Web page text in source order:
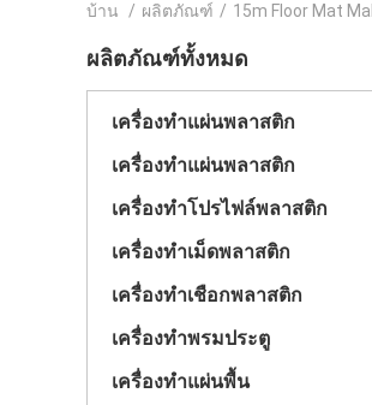
บ้าน / ผลิตภัณฑ์ / 15m Floor Mat
ผลิตภัณฑ์ทั้งหมด
เครื่องทำแผ่นพลาสติก
เครื่องทำแผ่นพลาสติก
เครื่องทําโปรไฟล์พลาสติก
เครื่องทำเม็ดพลาสติก
เครื่องทําเชือกพลาสติก
เครื่องทำพรมประตู
เครื่องทำแผ่นพื้น